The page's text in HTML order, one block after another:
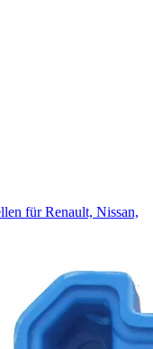
für Renault, Nissan,